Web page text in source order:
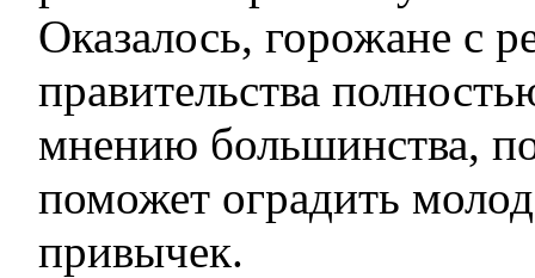
Оказалось, горожане с
правительства
мнению большинства,
поможет оградить
привычек.